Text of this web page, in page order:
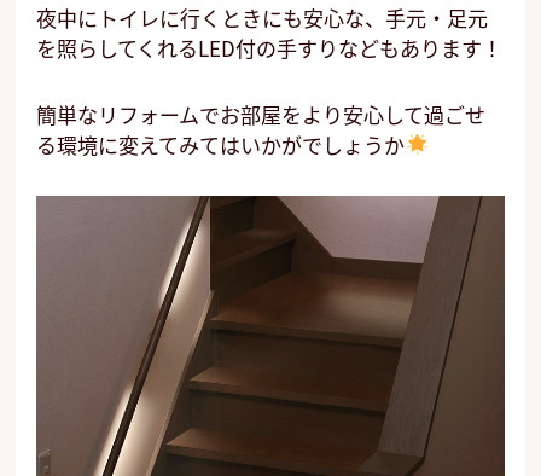
夜中にトイレに行くときにも安心な、手元・足元
を照らしてくれるLED付の手すりなどもあります！
簡単なリフォームでお部屋をより安心して過ごせ
る環境に変えてみてはいかがでしょうか